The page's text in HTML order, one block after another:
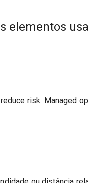
elementos
risk. Managed